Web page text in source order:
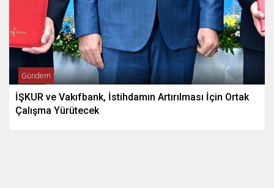
Gündem
İŞKUR ve Vakıfbank, İstihdamın Artırılması İçin Ortak
Çalışma Yürütecek